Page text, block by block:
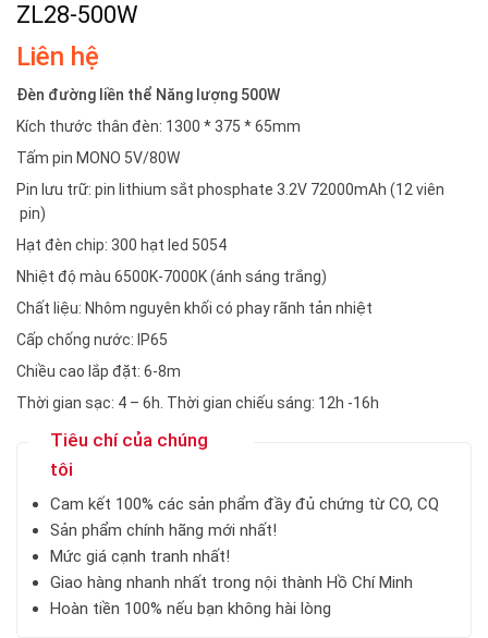
ZL28-500W
Liên hệ
Đèn đường liền thể Năng lượng 500W
Kích thước thân đèn: 1300 * 375 * 65mm
Tấm pin MONO 5V/80W
Pin lưu trữ: pin lithium sắt phosphate 3.2V 72000mAh (12 viên
pin)
Hạt đèn chip: 300 hạt led 5054
Nhiệt độ màu 6500K-7000K (ánh sáng trắng)
Chất liệu: Nhôm nguyên khối có phay rãnh tản nhiệt
Cấp chống nước: IP65
Chiều cao lắp đặt: 6-8m
Thời gian sạc: 4 – 6h. Thời gian chiếu sáng: 12h -16h
Tiêu chí của chúng
tôi
Cam kết 100% các sản phẩm đầy đủ chứng từ CO, CQ
Sản phẩm chính hãng mới nhất!
Mức giá cạnh tranh nhất!
Giao hàng nhanh nhất trong nội thành Hồ Chí Minh
Hoàn tiền 100% nếu bạn không hài lòng